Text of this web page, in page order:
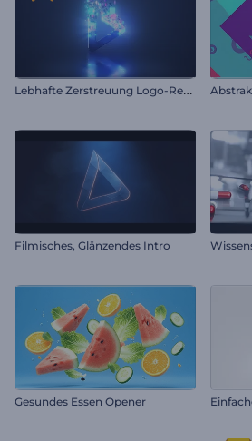
L
ebhafte Zerstreuung Logo-Reveal
Filmisches, Glänzendes Intro
Gesundes Essen Opener